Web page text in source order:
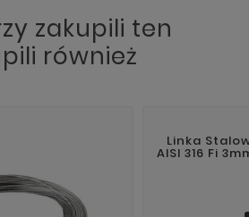
zakupili ten
również
Linka
AISI 316 Fi